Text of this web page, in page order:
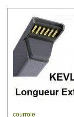
courroie